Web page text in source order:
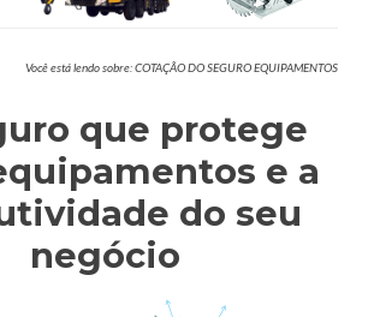
Você está lendo sobre: COTAÇÃO DO SEGURO EQUIPAMENTOS
que protege
e a
do seu
negócio